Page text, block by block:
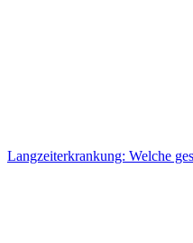
Langzeiterkrankung: Welche